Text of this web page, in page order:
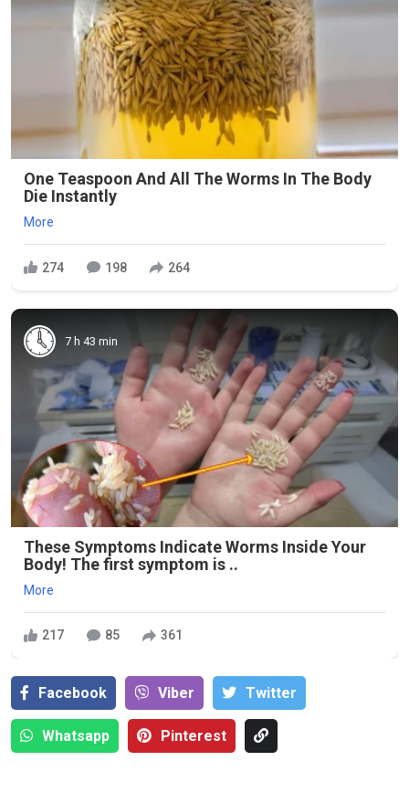
One Teaspoon And All The Worms In The Body
Die Instantly
More
274 198 264
7 h 43 min
These Symptoms Indicate Worms Inside Your
Body! The first symptom is ..
More
217 85 361
Facebook Viber Тwitter
Whatsapp Pinterest